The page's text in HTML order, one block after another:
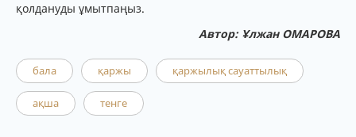
қолдануды ұмытпаңыз.
Автор: Ұлжан ОМАРОВА
бала қаржы қаржылық сауаттылық
ақша тенге